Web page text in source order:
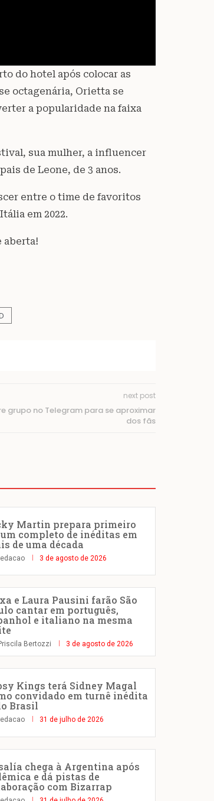
do hotel após colocar as
octagenária, Orietta se
a popularidade na faixa
sua mulher, a influencer
de Leone, de 3 anos.
entre o time de favoritos
em 2022.
aberta!
next post
grupo no Telegram para se aproximar
dos fãs
Martin prepara primeiro
completo de inéditas em
de uma década
3 de agosto de 2026
e Laura Pausini farão São
cantar em português,
e italiano na mesma
Bertozzi 3 de agosto de 2026
Kings terá Sidney Magal
convidado em turnê inédita
Brasil
31 de julho de 2026
chega à Argentina após
e dá pistas de
com Bizarrap